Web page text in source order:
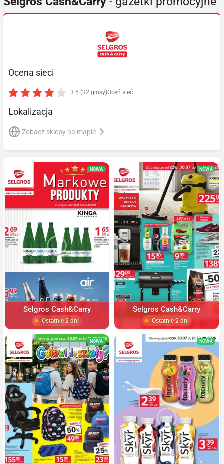
Ocena sieci
3.5 (32 głosy)Oceń sieć
Lokalizacja
Zobacz sklepy na mapie
NOWA
Selgros Cash&Carry
Ostatnie 2 dni
NOWA
Selgros Cash&Carry
Ostatnie 2 dni
NOWA NOWA